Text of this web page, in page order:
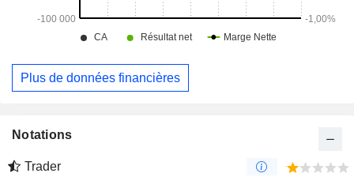
Plus de données financières
Notations
Trader